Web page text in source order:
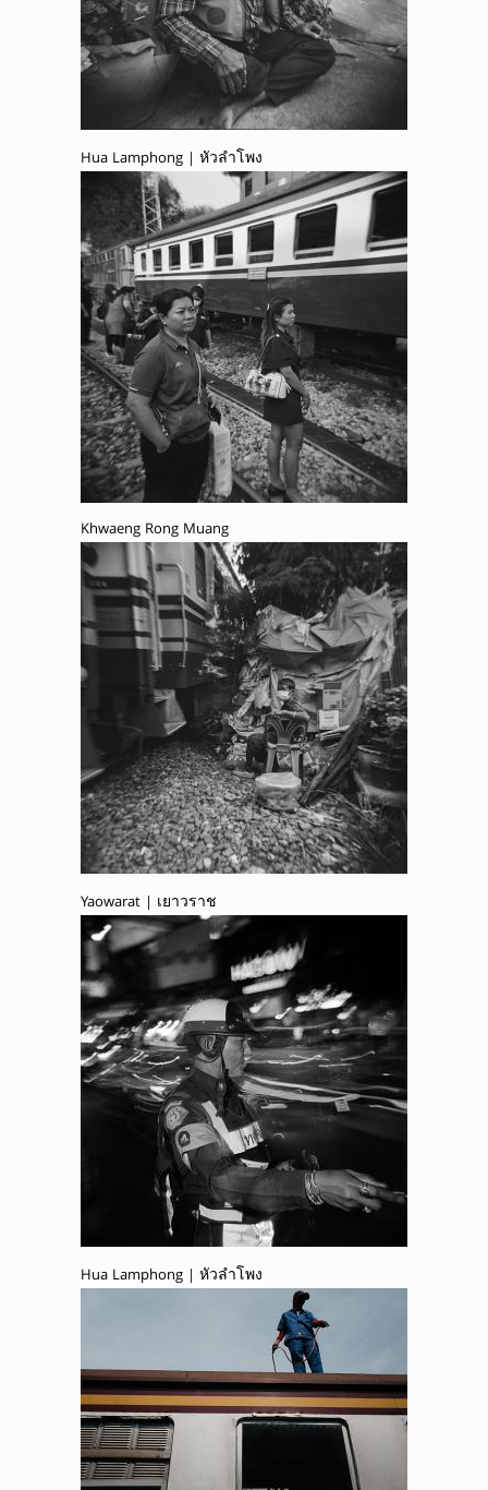
Hua Lamphong | หัวลำโพง
Khwaeng Rong Muang
Yaowarat | เยาวราช
Hua Lamphong | หัวลำโพง